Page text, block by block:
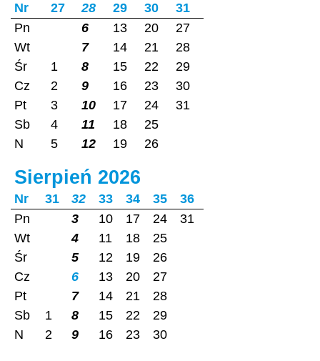
Nr 27 28 29 30
31
Pn
6 13 20
27
Wt
7 14 21
28
Śr
1 8 15 22
29
Cz
2 9 16 23
30
Pt
3 10 17 24
31
Sb
4 11 18
25
N
5 12 19 26
Sierpień 2026
Nr 31 32 33 34 35
36
Pn
3 10 17 24
31
Wt
4 11 18
25
Śr
5 12 19
26
Cz
6 13 20
27
Pt
7 14 21
28
Sb
1 8 15 22
29
N
2 9 16 23 30